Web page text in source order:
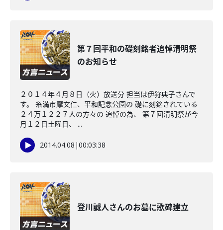
第７回平和の礎刻銘者追悼清明祭
のお知らせ
２０１４年４月８日（火）放送分 担当は伊狩典子さんで
す。 糸満市摩文仁、平和記念公園の 礎に刻銘されている
２４万１２２７人の方々の 追悼の為、 第７回清明祭が今
月１２日土曜日、 ...
2014.04.08 |00:03:38
登川誠人さんのお墓に歌碑建立